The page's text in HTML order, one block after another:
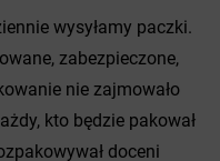
wysyłamy paczki.
zabezpieczone,
nie zajmowało
kto będzie pakował
doceni